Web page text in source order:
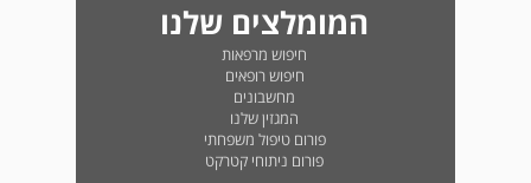
המומלצים שלנו
חיפוש מרפאות
חיפוש רופאים
מחשבונים
המגזין שלנו
פורום טיפול משפחתי
פורום ניתוחי קטרקט